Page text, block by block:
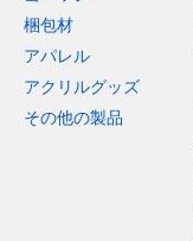
梱包材
アパレル
アクリルグッズ
その他の製品